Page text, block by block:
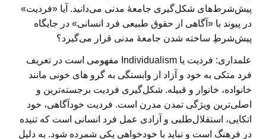
پیش‌شرط‌های شکل‌گیری جامعهٔ مدنی می‌دانید. آیا «فردیت»
در پیوند با «آگاهی از حقوق طبیعی فرد انسانی» در جایگاه
پیش‌شرطِ ساخته شدن جامعهٔ مدنی قرار می‌گیرد؟
علمداری:
فردیت یا Individualism مفهومی است در تعریف
فرد متکی به خود و آزاد از وابستگی به گرو‌ های خونی مانند
خانواده، خانوار و قبیله. شکل‌گیری فردیت برجسته‌ترین و
اصلی‌ترین ویژگی تمدن مدرن است. فردیت خودآگاهی، خود
اتکایی، استقلال‌طلبی و آزادی عمل فرد انسانی است که تنیده
در فرهنگ است و نباید با خودخواهی یکی شمرده شود. به دلیل